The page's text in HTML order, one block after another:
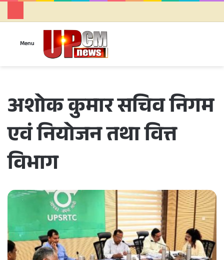
Menu
अशोक कुमार सचिव निगम
एवं नियोजन तथा वित्त
विभाग